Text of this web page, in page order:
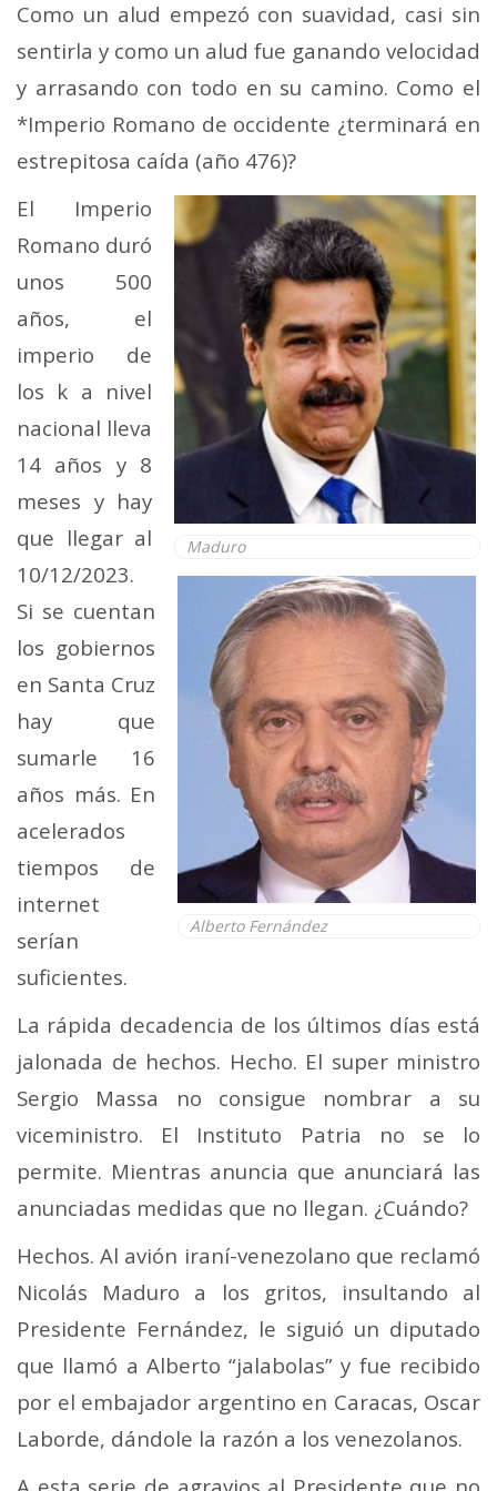
Como un alud empezó con suavidad, casi sin
sentirla y como un alud fue ganando velocidad
y arrasando con todo en su camino. Como el
*Imperio Romano de occidente ¿terminará en
estrepitosa caída (año 476)?
Maduro
Alberto Fernández
El Imperio
Romano duró
unos 500
años, el
imperio de
los k a nivel
nacional lleva
14 años y 8
meses y hay
que llegar al
10/12/2023.
Si se cuentan
los gobiernos
en Santa Cruz
hay que
sumarle 16
años más. En
acelerados
tiempos de
internet
serían
suficientes.
La rápida decadencia de los últimos días está
jalonada de hechos. Hecho. El super ministro
Sergio Massa no consigue nombrar a su
viceministro. El Instituto Patria no se lo
permite. Mientras anuncia que anunciará las
anunciadas medidas que no llegan. ¿Cuándo?
Hechos. Al avión iraní-venezolano que reclamó
Nicolás Maduro a los gritos, insultando al
Presidente Fernández, le siguió un diputado
que llamó a Alberto “jalabolas” y fue recibido
por el embajador argentino en Caracas, Oscar
Laborde, dándole la razón a los venezolanos.